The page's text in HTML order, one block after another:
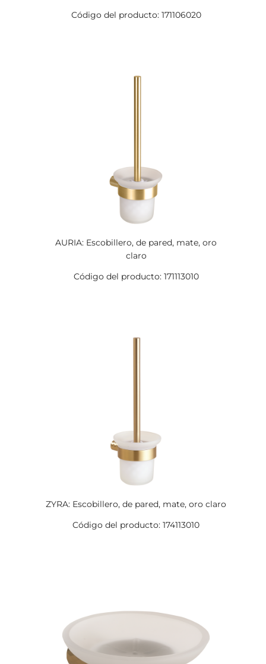
Código del producto: 171106020
AURIA: Escobillero, de pared, mate, oro
claro
Código del producto: 171113010
ZYRA: Escobillero, de pared, mate, oro claro
Código del producto: 174113010